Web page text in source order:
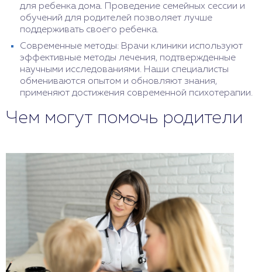
для ребенка дома. Проведение семейных сессии и
обучений для родителей позволяет лучше
поддерживать своего ребенка.
Современные методы: Врачи клиники используют
эффективные методы лечения, подтвержденные
научными исследованиями. Наши специалисты
обмениваются опытом и обновляют знания,
применяют достижения современной психотерапии.
Чем могут помочь родители